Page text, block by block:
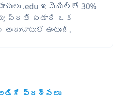
.edu ఇమెయిల్‌తో 30%
ప్రతి ఏడాది ఒక
ఉంటుంది.
ప్రశ్నలు